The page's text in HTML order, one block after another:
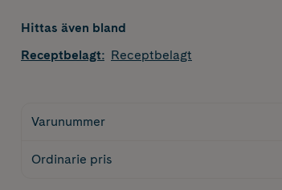
Hittas även bland
Receptbelagt: Receptbelagt
Varunummer
Ordinarie pris